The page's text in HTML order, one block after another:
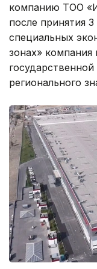
компанию ТОО
после принятия
специальных
зонах» компания
регионального